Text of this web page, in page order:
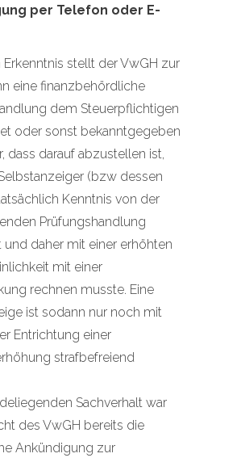
per Telefon oder E-
Erkenntnis stellt der VwGH zur
eine finanzbehördliche
dem Steuerpflichtigen
oder sonst bekanntgegeben
dass darauf abzustellen ist,
(bzw dessen
Kenntnis von der
Prüfungshandlung
und daher mit einer erhöhten
mit einer
rechnen musste. Eine
ist sodann nur noch mit
Entrichtung einer
strafbefreiend
Sachverhalt war
des VwGH bereits die
Ankündigung zur